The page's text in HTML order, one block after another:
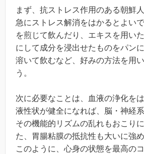
まず、抗ストレス作用のある朝鮮
急にストレス解消をはかるとよい
を煎じて飲んだり、エキスを用い
にして成分を浸出せたものをパン
溶いて飲むなど、好みの方法を用
う。
次に必要なことは、血液の浄化を
液性状が健全になれば、脳・神経
その機能的リズムの乱れもおこり
た、胃腸粘膜の抵抗性も大いに強
このように、心身の状態を最高の